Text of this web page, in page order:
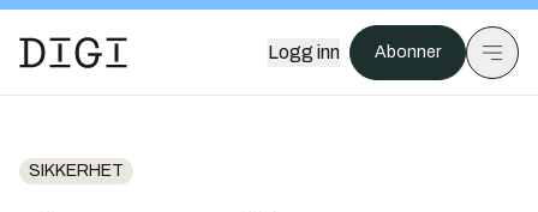
Logg inn Abonner
SIKKERHET